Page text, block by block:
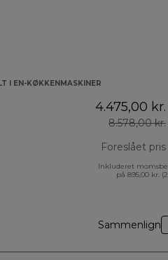
I EN-KØKKENMASKINER
4.475,00 kr.
8.578,00 kr.
Foreslået pris
Inkluderet
på 895,00 kr.
Sammenlign